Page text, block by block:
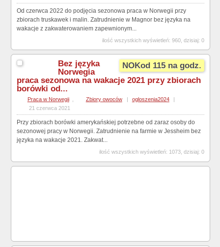
Od czerwca 2022 do podjęcia sezonowa praca w Norwegii przy
zbiorach truskawek i malin. Zatrudnienie w Magnor bez języka na
wakacje z zakwaterowaniem zapewnionym...
ilość wszystkich wyświetleń: 960, dzisiaj: 0
NOKod 115 na godz.
Bez języka
Norwegia
praca sezonowa na wakacje 2021 przy zbiorach
borówki od...
Praca w Norwegii , Zbiory owoców ogloszenia2024
21 czerwca 2021
Przy zbiorach borówki amerykańskiej potrzebne od zaraz osoby do
sezonowej pracy w Norwegii. Zatrudnienie na farmie w Jessheim bez
języka na wakacje 2021. Zakwat...
ilość wszystkich wyświetleń: 1073, dzisiaj: 0